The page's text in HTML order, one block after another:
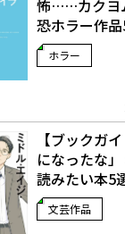
怖……カクヨ
恐ホラー作
ホラー
【ブックガ
になったな
読みたい本5
文芸作品